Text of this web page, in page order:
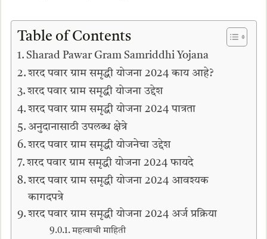
Table of Contents
Sharad Pawar Gram Samriddhi Yojana
शरद पवार ग्राम समृद्धी योजना 2024 काय आहे?
शरद पवार ग्राम समृद्धी योजना उद्देश
शरद पवार ग्राम समृद्धी योजना 2024 पात्रता
अनुदानासाठी उपलब्ध क्षेत्रे
शरद पवार ग्राम समृद्धी योजनेचा उद्देश
शरद पवार ग्राम समृद्धी योजना 2024 फायदे
शरद पवार ग्राम समृद्धी योजना 2024 आवश्यक
कागदपत्रे
शरद पवार ग्राम समृद्धी योजना 2024 अर्ज प्रक्रिया
महत्वाची माहिती